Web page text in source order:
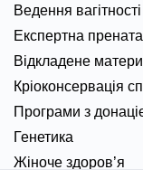
Ведення
Експертна
Відкладене
Кріоконсервація
Програми з
Генетика
Жіноче здоров’я